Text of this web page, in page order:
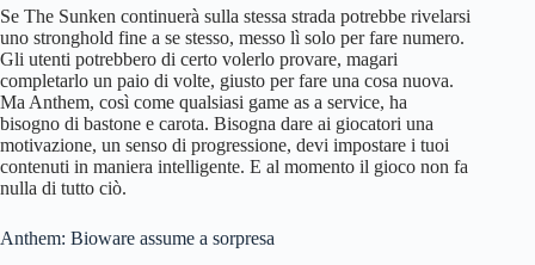
Se The Sunken continuerà sulla stessa strada potrebbe rivelarsi
uno stronghold fine a se stesso, messo lì solo per fare numero.
Gli utenti potrebbero di certo volerlo provare, magari
completarlo un paio di volte, giusto per fare una cosa nuova.
Ma Anthem, così come qualsiasi game as a service, ha
bisogno di bastone e carota. Bisogna dare ai giocatori una
motivazione, un senso di progressione, devi impostare i tuoi
contenuti in maniera intelligente. E al momento il gioco non fa
nulla di tutto ciò.
Anthem: Bioware assume a sorpresa